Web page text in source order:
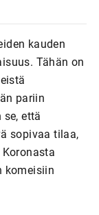
kauden
Tähän on
pariin
että
sopivaa tilaa,
komeisiin